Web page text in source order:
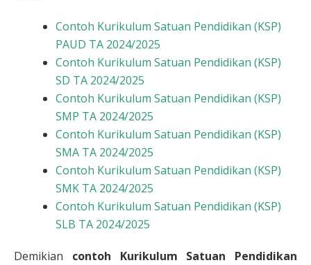
Contoh Kurikulum Satuan Pendidikan (KSP)
PAUD TA 2024/2025
Contoh Kurikulum Satuan Pendidikan (KSP)
SD TA 2024/2025
Contoh Kurikulum Satuan Pendidikan (KSP)
SMP TA 2024/2025
Contoh Kurikulum Satuan Pendidikan (KSP)
SMA TA 2024/2025
Contoh Kurikulum Satuan Pendidikan (KSP)
SMK TA 2024/2025
Contoh Kurikulum Satuan Pendidikan (KSP)
SLB TA 2024/2025
Demikian contoh Kurikulum Satuan Pendidikan